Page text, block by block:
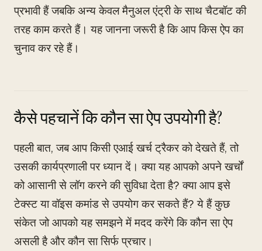
प्रभावी हैं जबकि अन्य केवल मैनुअल एंट्री के साथ चैटबॉट की
तरह काम करते हैं। यह जानना जरूरी है कि आप किस ऐप का
चुनाव कर रहे हैं।
कैसे पहचानें कि कौन सा ऐप उपयोगी है?
पहली बात, जब आप किसी एआई खर्च ट्रैकर को देखते हैं, तो
उसकी कार्यप्रणाली पर ध्यान दें। क्या यह आपको अपने खर्चों
को आसानी से लॉग करने की सुविधा देता है? क्या आप इसे
टेक्स्ट या वॉइस कमांड से उपयोग कर सकते हैं? ये हैं कुछ
संकेत जो आपको यह समझने में मदद करेंगे कि कौन सा ऐप
असली है और कौन सा सिर्फ प्रचार।